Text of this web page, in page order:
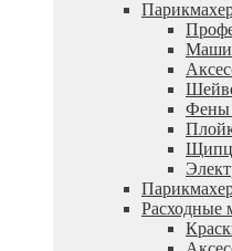
Фены
Расходные